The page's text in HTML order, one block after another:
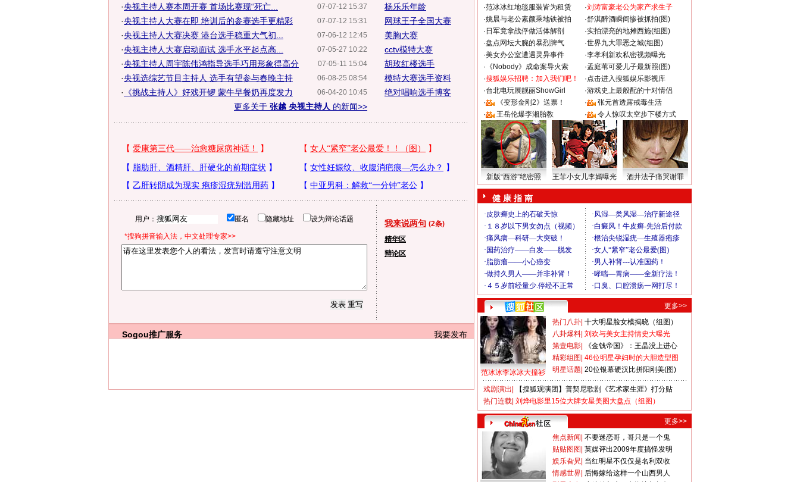
07-07-12 15:37
·央视主持人赛本周开赛 首场比赛现“死亡...
07-07-12 15:31
·央视主持人大赛在即 培训后的参赛选手更精彩
07-06-12 12:45
·央视主持人大赛决赛 港台选手稳重大气初...
07-05-27 10:22
·央视主持人大赛启动面试 选手水平起点高...
07-05-11 15:04
·央视主持人周宇陈伟鸿指导选手巧用形象得高分
06-08-25 08:54
·央视选综艺节目主持人 选手有望参与春晚主持
06-04-20 10:45
·
《挑战主持人》好戏开锣 蒙牛早餐奶再度发力
更多关于 张越 央视主持人 的新闻>>
杨乐乐年龄
网球王子全国大赛
美胸大赛
cctv模特大赛
胡玫红楼选手
模特大赛选手资料
绝对唱响选手博客
用户： 匿名 隐藏地址 设为辩论话题
*搜狗拼音输入法，中文处理专家>>
我来说两句 (2条)
精华区
辩论区
我要发布
Sogou推广服务
·范冰冰红地毯服装皆为租赁 ·刘涛富豪老公为家产求生子
·姚晨与老公素颜乘地铁被拍 ·舒淇醉酒瞬间惨被抓拍(图)
· 日军竟拿战俘做活体解剖 ·实拍漂亮的地摊西施(组图)
·盘点网坛大腕的暴烈脾气 ·世界九大罪恶之城(组图)
·美女办公室遭遇灵异事件 ·李孝利新欢私密视频曝光
· 《Nobody》成命案导火索 ·孟庭苇可爱儿子最新照(图)
·搜狐娱乐招聘：加入我们吧！ ·点击进入搜狐娱乐影视库
·台北电玩展靓丽ShowGirl ·游戏史上最般配的十对情侣
·
《变形金刚2》送票！ ·
张元首透露戒毒生活
·
王岳伦爆李湘胎教 · 令人惊叹太空步下楼方式
新版“西游”绝密照 王菲小女儿李嫣曝光 酒井法子痛哭谢罪
健 康 指 南
更多>>
范冰冰李冰冰大撞衫
热门八卦 十大明星脸女模揭晓（组图）
八卦爆料 刘欢与美女主持情史大曝光
第壹电影
《金钱帝国》：王晶没上进心
精彩组图 46位明星孕妇时的大胆造型图
明星话题 20位银幕硬汉比拼阳刚美(图)
戏剧演出
【搜狐观演团】普契尼歌剧《艺术家生涯》打分贴
热门连载 刘烨电影里15位大牌女星美图大盘点（组图）
更多>>
焦点新闻 不要迷恋哥，哥只是一个鬼
贴贴图图 英媒评出2009年度搞怪发明
娱乐旮旯 当红明星不仅仅是名利双收
情感世界 后悔嫁给这样一个山西男人